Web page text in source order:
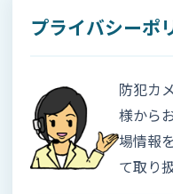
プライバシーポ
防犯カ
様から
場情報
て取り